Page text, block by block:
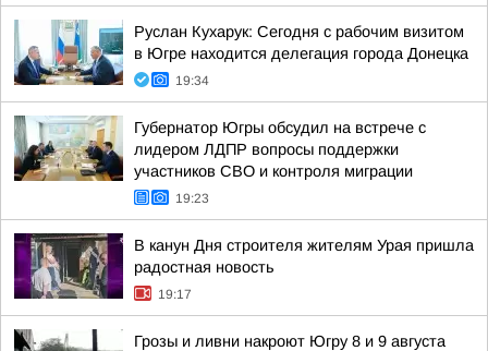
Руслан Кухарук: Сегодня с рабочим визитом
в Югре находится делегация города Донецка
19:34
Губернатор Югры обсудил на встрече с
лидером ЛДПР вопросы поддержки
участников СВО и контроля миграции
19:23
В канун Дня строителя жителям Урая пришла
радостная новость
19:17
Грозы и ливни накроют Югру 8 и 9 августа